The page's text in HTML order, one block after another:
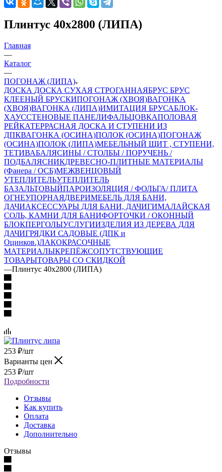
Плинтус 40х2800 (ЛИПА)
Главная
—
Каталог
—
ПОГОНАЖ (ЛИПА)
ДОСКА ДОСКА СУХАЯ СТРОГАННАЯБРУС БРУС
КЛЕЕНЫЙ БРУСКИПОГОНАЖ (ХВОЯ)ВАГОНКА
(ХВОЯ)ВАГОНКА (ЛИПА)ИМИТАЦИЯ БРУСАБЛОК-
ХАУССТЕНОВЫЕ ПАНЕЛИФАЛЬЦОВКАПОЛОВАЯ
РЕЙКАТЕРРАСНАЯ ДОСКА И СТУПЕНИ ИЗ
ДПКВАГОНКА (ОСИНА)ПОЛОК (ОСИНА)ПОГОНАЖ
(ОСИНА)ПОЛОК (ЛИПА)МЕБЕЛЬНЫЙ ЩИТ , СТУПЕНИ,
ТЕТИВАБАЛЯСИНЫ / СТОЛБЫ / ПОРУЧЕНЬ /
ПОДБАЛЯСНИКДРЕВЕСНО-ПЛИТНЫЕ МАТЕРИАЛЫ
(Фанера / ОСБ)МЕЖВЕНЦОВЫЙ
УТЕПЛИТЕЛЬУТЕПЛИТЕЛЬ
БАЗАЛЬТОВЫЙПАРОИЗОЛЯЦИЯ / ФОЛЬГА/ ПЛИТА
ОГНЕУПОРНАЯДВЕРИМЕБЕЛЬ ДЛЯ БАНИ,
ДАЧИАКСЕССУАРЫ ДЛЯ БАНИ, ДАЧИГИМАЛАЙСКАЯ
СОЛЬ, КАМНИ ДЛЯ БАНИФОРТОЧКИ / ОКОННЫЙ
БЛОКПЕРГОЛЫУСЛУГИИЗДЕЛИЯ ИЗ ДЕРЕВА ДЛЯ
ДАЧИГРЯДКИ САДОВЫЕ (ДПК и
Оцинков.)ЛАКОКРАСОЧНЫЕ
МАТЕРИАЛЫКРЕПЁЖСОПУТСТВУЮЩИЕ
ТОВАРЫТОВАРЫ СО СКИДКОЙ
—Плинтус 40х2800 (ЛИПА)
253 ₽/шт
Варианты цен
253 ₽/шт
Подробности
Отзывы
Как купить
Оплата
Доставка
Дополнительно
Отзывы